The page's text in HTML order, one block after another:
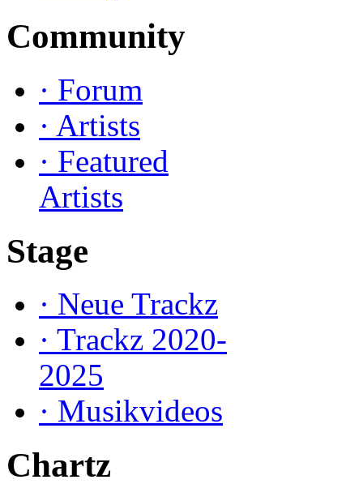
Community
· Forum
· Artists
· Featured
Artists
Stage
· Neue Trackz
· Trackz 2020-
2025
· Musikvideos
Chartz